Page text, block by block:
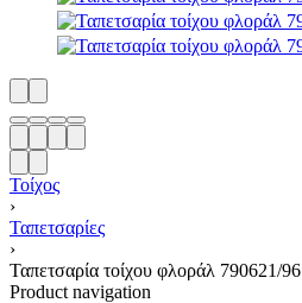
Τοίχος
›
Ταπετσαρίες
›
Ταπετσαρία τοίχου φλοράλ 790621/96
Product navigation